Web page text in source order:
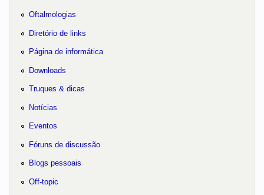
Oftalmologias
Diretório de links
Página de informática
Downloads
Truques & dicas
Notícias
Eventos
Fóruns de discussão
Blogs pessoais
Off-topic